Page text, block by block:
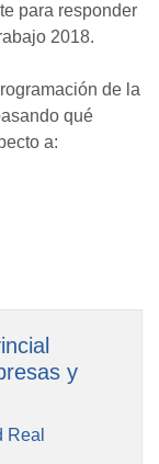
para responder
2018.
de la
qué
a:
y
Real